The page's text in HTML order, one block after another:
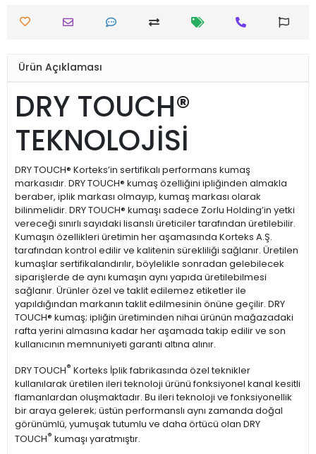
Ürün Açıklaması
DRY TOUCH®
TEKNOLOJİSİ
DRY TOUCH® Korteks’in sertifikalı performans kumaş
markasıdır. DRY TOUCH® kumaş özelliğini ipliğinden almakla
beraber, iplik markası olmayıp, kumaş markası olarak
bilinmelidir. DRY TOUCH® kumaşı sadece Zorlu Holding’in yetki
vereceği sınırlı sayıdaki lisanslı üreticiler tarafından üretilebilir.
Kumaşın özellikleri üretimin her aşamasında Korteks A.Ş.
tarafından kontrol edilir ve kalitenin sürekliliği sağlanır. Üretilen
kumaşlar sertifikalandırılır, böylelikle sonradan gelebilecek
siparişlerde de aynı kumaşın aynı yapıda üretilebilmesi
sağlanır. Ürünler özel ve taklit edilemez etiketler ile
yapıldığından markanın taklit edilmesinin önüne geçilir. DRY
TOUCH® kumaş; ipliğin üretiminden nihai ürünün mağazadaki
rafta yerini almasına kadar her aşamada takip edilir ve son
kullanıcının memnuniyeti garanti altına alınır.
DRY TOUCH® Korteks İplik fabrikasında özel teknikler
kullanılarak üretilen ileri teknoloji ürünü fonksiyonel kanal kesitli
flamanlardan oluşmaktadır. Bu ileri teknoloji ve fonksiyonellik
bir araya gelerek; üstün performanslı aynı zamanda doğal
görünümlü, yumuşak tutumlu ve daha örtücü olan DRY
TOUCH® kumaşı yaratmıştır.